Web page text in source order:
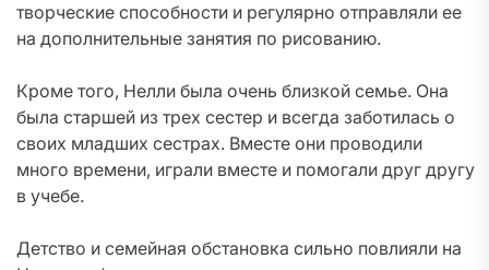
творческие способности и регулярно отправляли ее
на дополнительные занятия по рисованию.
Кроме того, Нелли была очень близкой семье. Она
была старшей из трех сестер и всегда заботилась о
своих младших сестрах. Вместе они проводили
много времени, играли вместе и помогали друг другу
в учебе.
Детство и семейная обстановка сильно повлияли на